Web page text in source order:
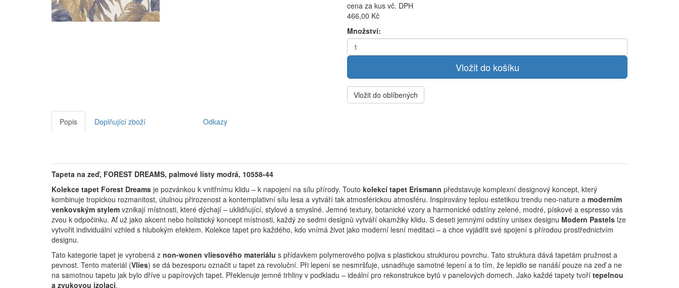
cena za kus vč. DPH
466,00 Kč
Množství:
Vložit do oblíbených
Popis Doplňující zboží Odkazy
Tapeta na zeď, FOREST DREAMS, palmové listy modrá, 10558-44
Kolekce tapet Forest Dreams je pozvánkou k vnitřnímu klidu – k napojení na sílu přírody. Touto kolekcí tapet Erismann představuje komplexní designový koncept, který
kombinuje tropickou rozmanitost, útulnou přirozenost a kontemplativní sílu lesa a vytváří tak atmosférickou atmosféru. Inspirovány teplou estetikou trendu neo-nature a moderním
venkovským stylem vznikají místnosti, které dýchají – uklidňující, stylové a smyslné. Jemné textury, botanické vzory a harmonické odstíny zelené, modré, pískové a espresso vás
zvou k odpočinku. Ať už jako akcent nebo holistický koncept místnosti, každý ze sedmi designů vytváří okamžiky klidu. S deseti jemnými odstíny unisex designu Modern Pastels lze
vytvořit individuální vzhled s hlubokým efektem. Kolekce tapet pro každého, kdo vnímá život jako moderní lesní meditaci – a chce vyjádřit své spojení s přírodou prostřednictvím
designu.
Tato kategorie tapet je vyrobená z non-wonen vliesového materiálu s přídavkem polymerového pojiva s plastickou strukturou povrchu. Tato struktura dává tapetám pružnost a
pevnost. Tento materiál (Vlies) se dá bezesporu označit u tapet za revoluční. Při lepení se nesmršťuje, usnadňuje samotné lepení a to tím, že lepidlo se nanáší pouze na zeď a ne
na samotnou tapetu jak bylo dříve u papírových tapet. Překlenuje jemné trhliny v podkladu – ideální pro rekonstrukce bytů v panelových domech. Jako každé tapety tvoří tepelnou
a zvukovou izolaci.